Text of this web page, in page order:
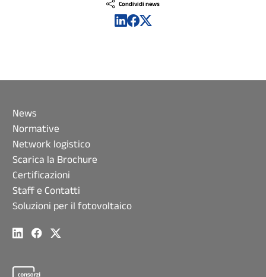
Condividi news
News
Normative
Network logistico
Scarica la Brochure
Certificazioni
Staff e Contatti
Soluzioni per il fotovoltaico